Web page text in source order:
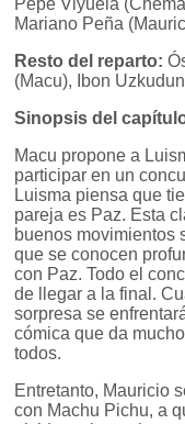
Pepe Viyuela
Mariano Peña
Resto del reparto:
(Macu), Ibon
Sinopsis del
Macu propone a
participar en un
Luisma piensa que
pareja es Paz. Esta
buenos movimientos
que se conocen
con Paz. Todo el
de llegar a la final.
sorpresa se
cómica que da
todos.
Entretanto, Mauricio
con Machu Pichu, a